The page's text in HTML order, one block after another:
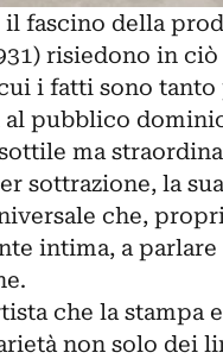
il fascino della
risiedono in
i fatti sono
pubblico
ma
sottrazione, la
che,
intima, a parlare
che la
non solo dei